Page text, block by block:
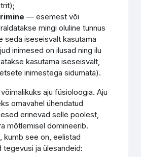
— esemest või
mingi oluline tunnus
seda iseseisvalt kasutama
inimesed on ilusad ning ilu
kasutama iseseisvalt,
inimestega sidumata).
aju füsioloogia. Aju
omavahel ühendatud
erinevad selle poolest,
mõtlemisel domineerib.
kumb see on, eelistad
ja ülesandeid: